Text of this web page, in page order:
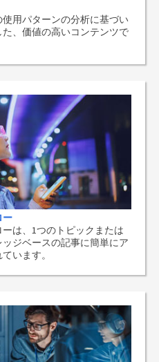
用パターンの分析に基づい
、価値の高いコンテンツで
ー
は、1つのトピックまたは
ジベースの記事に簡単にア
います。